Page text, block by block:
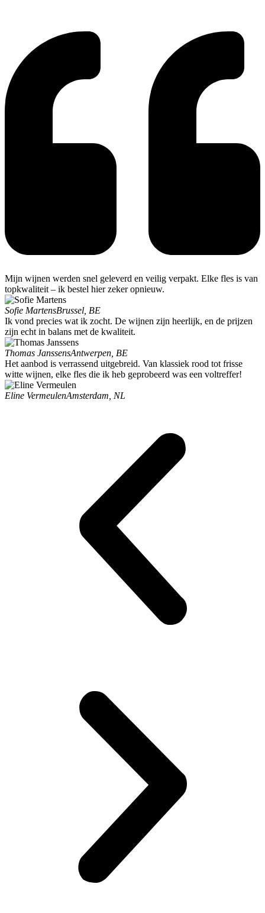
Mijn wijnen werden snel geleverd en veilig verpakt. Elke fles is van
topkwaliteit – ik bestel hier zeker opnieuw.
Sofie MartensBrussel, BE
Ik vond precies wat ik zocht. De wijnen zijn heerlijk, en de prijzen
zijn echt in balans met de kwaliteit.
Thomas JanssensAntwerpen, BE
Het aanbod is verrassend uitgebreid. Van klassiek rood tot frisse
witte wijnen, elke fles die ik heb geprobeerd was een voltreffer!
Eline VermeulenAmsterdam, NL